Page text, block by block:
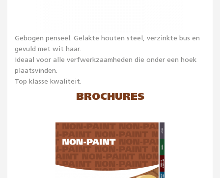
Gebogen penseel. Gelakte houten steel, verzinkte bus en
gevuld met wit haar.
Ideaal voor alle verfwerkzaamheden die onder een hoek
plaatsvinden.
Top klasse kwaliteit.
BROCHURES